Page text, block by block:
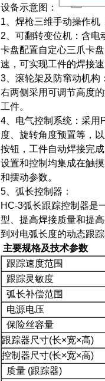
设备示意图：
1、焊枪三维手动操作机
2、可翻转变位机：含电
卡盘配置自定心三爪卡
速，可实现工件的焊接速
3、滚轮架及防窜动机构
右两侧采用可调节高度
工件。
4、电气控制系统：采用
度、旋转角度预置等，
按钮，工件自动焊接完
设置和控制均集成在触
和摆动参数。
5、弧长控制器：
HC-3弧长跟踪控制器是
型、提高焊接质量和提
到对电弧长度的动态跟
主要规格及技术参数
跟踪速度范围
跟踪灵敏度
弧长补偿范围
电源电压
保险丝容量
跟踪器尺寸(长×宽×高)
控制器尺寸(长×宽×高)
质量 (跟踪器)